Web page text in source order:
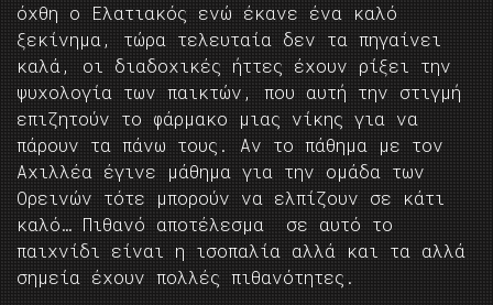
όχθη ο Ελατιακός ενώ έκανε ένα καλό
ξεκίνημα, τώρα τελευταία δεν τα πηγαίνει
καλά, οι διαδοχικές ήττες έχουν ρίξει την
ψυχολογία των παικτών, που αυτή την στιγμή
επιζητούν το φάρμακο μιας νίκης για να
πάρουν τα πάνω τους. Αν το πάθημα με τον
Αχιλλέα έγινε μάθημα για την ομάδα των
Ορεινών τότε μπορούν να ελπίζουν σε κάτι
καλό… Πιθανό αποτέλεσμα σε αυτό το
παιχνίδι είναι η ισοπαλία αλλά και τα αλλά
σημεία έχουν πολλές πιθανότητες.